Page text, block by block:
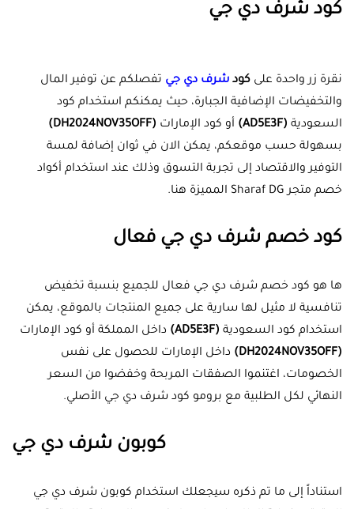
كود شرف دي جي
نقرة زر واحدة على كود شرف دي جي تفصلكم عن توفير المال
والتخفيضات الإضافية الجبارة، حيث يمكنكم استخدام كود
السعودية (AD5E3F) أو كود الإمارات (DH2024NOV35OFF)
بسهولة حسب موقعكم، يمكن الان في ثوان إضافة لمسة
التوفير والاقتصاد إلى تجربة التسوق وذلك عند استخدام أكواد
خصم متجر Sharaf DG المميزة هنا.
كود خصم شرف دي جي فعال
ها هو كود خصم شرف دي جي فعال للجميع بنسبة تخفيض
تنافسية لا مثيل لها سارية على جميع المنتجات بالموقع، يمكن
استخدام كود السعودية (AD5E3F)
داخل المملكة أو كود الإمارات
(DH2024NOV35OFF)
داخل الإمارات للحصول على نفس
الخصومات، اغتنموا الصفقات المربحة وخفضوا من السعر
النهائي لكل الطلبية مع برومو كود شرف دي جي الأصلي.
كوبون شرف دي جي
استناداً إلى ما تم ذكره سيجعلك استخدام كوبون شرف دي جي